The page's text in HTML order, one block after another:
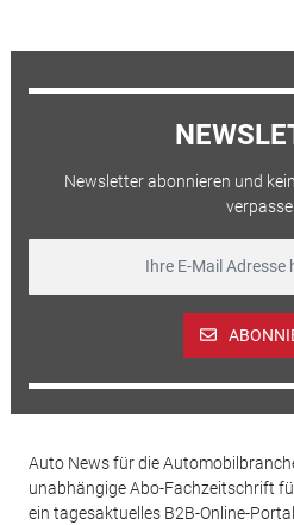
Newsletter abonnieren und
Auto News für die
unabhängige Abo-Fachzeitschrift
ein tagesaktuelles B2B-Online-